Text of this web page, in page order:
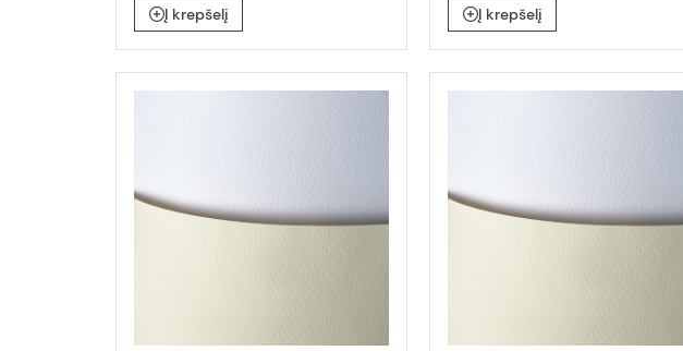
Į krepšelį Į krepšelį